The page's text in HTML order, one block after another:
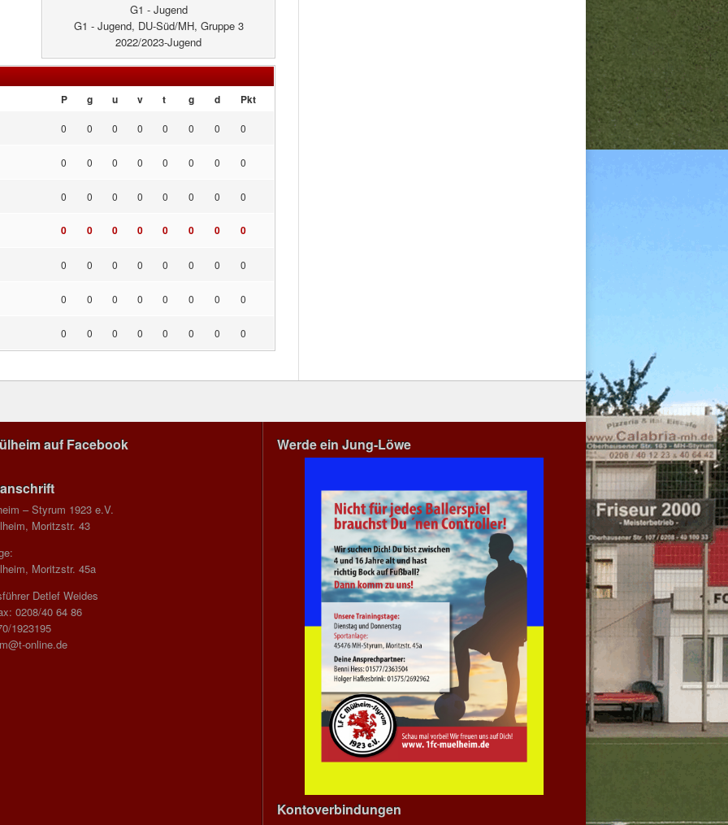
G1 - Jugend
G1 - Jugend, DU-Süd/MH, Gruppe 3
2022/2023-Jugend
P g u v t g d Pkt
0 0 0 0 0 0 0 0
0 0 0 0 0 0 0 0
0 0 0 0 0 0 0 0
0 0 0 0 0 0 0 0
0 0 0 0 0 0 0 0
0 0 0 0 0 0 0 0
0 0 0 0 0 0 0 0
auf Facebook
– Styrum 1923 e.V.
Moritzstr. 43
Moritzstr. 45a
Detlef Weides
0208/40 64 86
1923195
online.de
Werde ein Jung-Löwe
Kontoverbindungen